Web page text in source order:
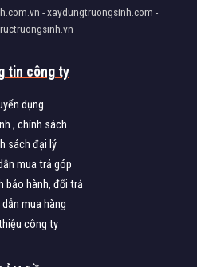
- xaydungtruongsinh.com -
tin công ty
dụng
, chính sách
sách đại lý
mua trả góp
bảo hành, đổi trả
dẫn mua hàng
công ty